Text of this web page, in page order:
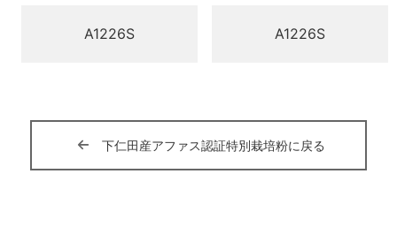
A1226S A1226S
下仁田産アファス認証特別栽培粉に戻る